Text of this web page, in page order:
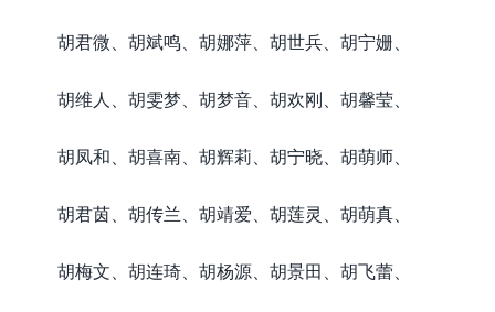
胡君微、胡斌鸣、胡娜萍、胡世兵、胡宁姗、
胡维人、胡雯梦、胡梦音、胡欢刚、胡馨莹、
胡凤和、胡喜南、胡辉莉、胡宁晓、胡萌师、
胡君茵、胡传兰、胡靖爱、胡莲灵、胡萌真、
胡梅文、胡连琦、胡杨源、胡景田、胡飞蕾、